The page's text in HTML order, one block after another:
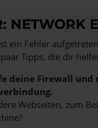
NETWORK
ein Fehler
Tipps, die dir
deine Firewall und
Webseiten, zum